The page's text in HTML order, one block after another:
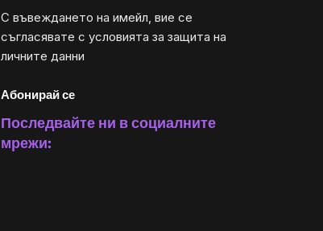
С въвеждането на имейл, вие се
съгласявате с условията за защита на
личните данни
Абонирай се
Последвайте ни в социалните
мрежи: